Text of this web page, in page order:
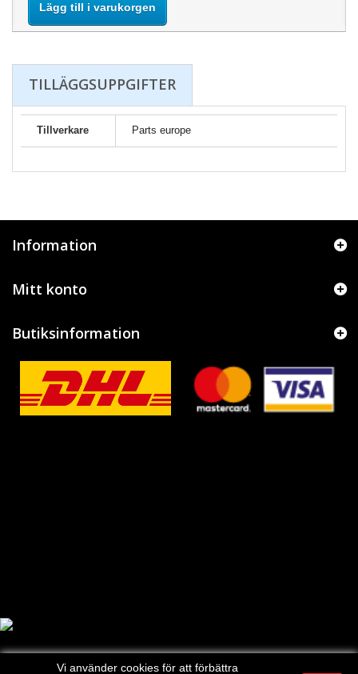
Lägg till i varukorgen
TILLÄGGSUPPGIFTER
Tillverkare Parts europe
Information
Mitt konto
Butiksinformation
Vi använder cookies för att förbättra